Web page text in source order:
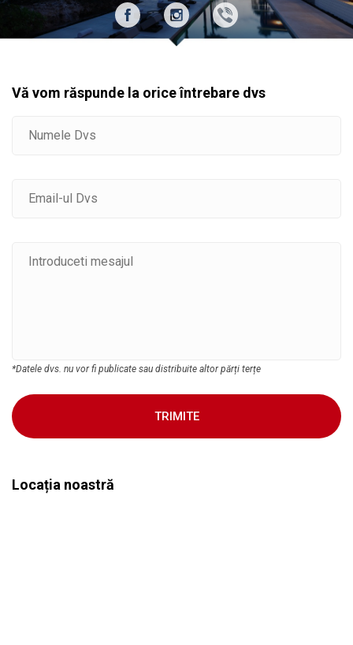
Vă vom răspunde la orice întrebare dvs
*Datele dvs. nu vor fi publicate sau distribuite altor părți terțe
TRIMITE
Locația noastră